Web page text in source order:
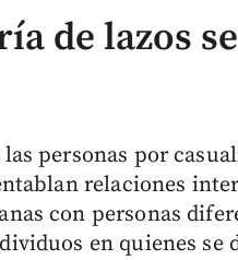
de lazos
personas por
relaciones
con personas
en quienes se